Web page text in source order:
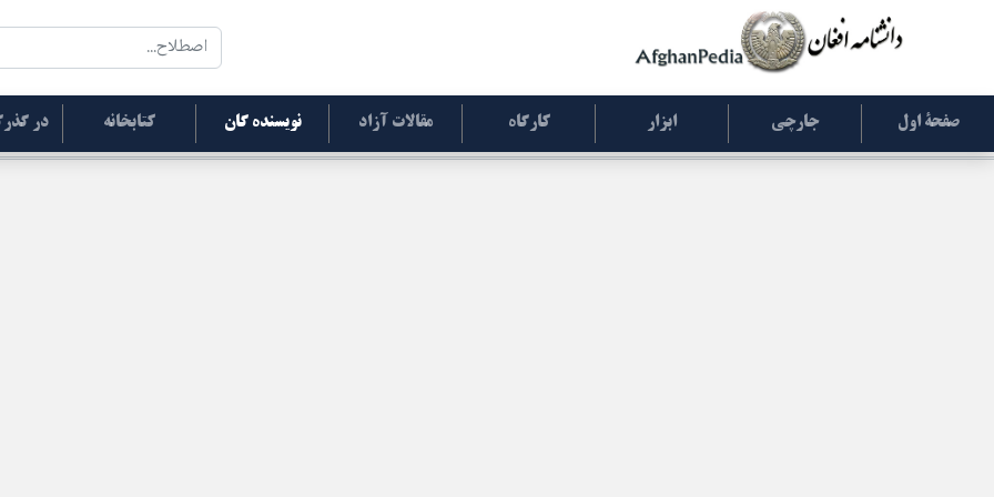
صفحۀ اول جارچی ابزار کارگاه مقالات آزاد نویسنده گان کتابخانه در